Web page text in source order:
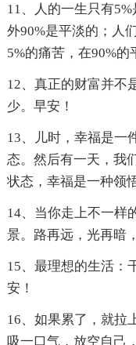
11、人的一生只有
外90%是平淡的；人
5%的痛苦，在90%的
12、真正的财富并不
少。早安！
13、儿时，幸福是一
态。然后有一天，我
状态，幸福是一种领
14、当你走上不一样
景。路再远，光再暗
15、最理想的生活：
安！
16、如果累了，就拉
吸一口气，放空自己